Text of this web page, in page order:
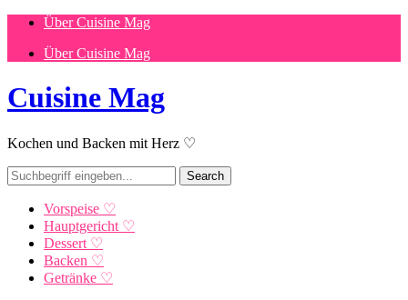
Über Cuisine Mag
Über Cuisine Mag
Cuisine Mag
Kochen und Backen mit Herz ♡
Vorspeise ♡
Hauptgericht ♡
Dessert ♡
Backen ♡
Getränke ♡